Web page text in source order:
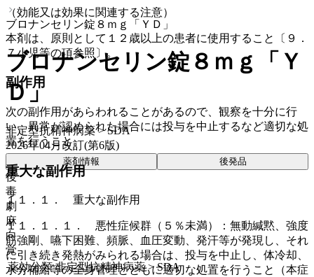
（効能又は効果に関連する注意）
本剤は、原則として１２歳以上の患者に使用すること〔９．
７小児等の項参照〕。
副作用
次の副作用があらわれることがあるので、観察を十分に行
い、異常が認められた場合には投与を中止するなど適切な処
置を行うこと。
重大な副作用
１１．１． 重大な副作用
１１．１．１． 悪性症候群（５％未満）：無動緘黙、強度
筋強剛、嚥下困難、頻脈、血圧変動、発汗等が発現し、それ
に引き続き発熱がみられる場合は、投与を中止し、体冷却、
水分補給等の全身管理とともに適切な処置を行うこと（本症
ブロナンセリン錠８ｍｇ「ＹＤ」
ブロナンセリン錠８ｍｇ「Ｙ
Ｄ」
非定型抗精神病薬 > SDA
2026年04月改訂(第6版)
薬剤情報 後発品
後
毒
劇
麻
向
覚
薬効分類 非定型抗精神病薬 > SDA